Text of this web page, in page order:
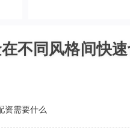
不同风格间快
资需要什么